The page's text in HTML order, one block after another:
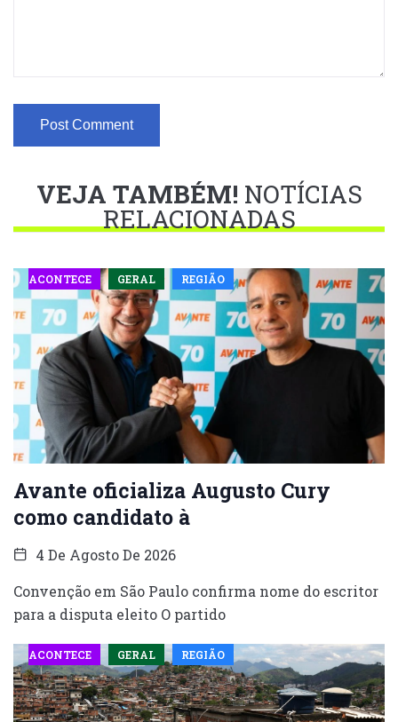
VEJA TAMBÉM! NOTÍCIAS
RELACIONADAS
ACONTECE GERAL REGIÃO
Avante oficializa Augusto Cury
como candidato à
4 De Agosto De 2026
Convenção em São Paulo confirma nome do escritor
para a disputa eleito O partido
ACONTECE GERAL REGIÃO